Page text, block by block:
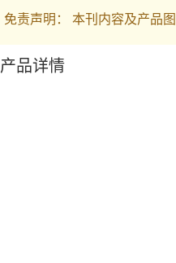
免责声明： 本刊内容及产品
产品详情